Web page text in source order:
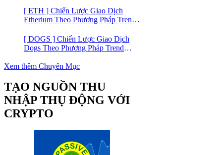
[ ETH ] Chiến Lược Giao Dịch
Etherium Theo Phương Pháp Trend
[ DOGS ] Chiến Lược Giao Dịch
Dogs Theo Phương Pháp Trend
Yết trên Binance
Xem thêm Chuyên Mục
TẠO NGUỒN THU
NHẬP THỤ ĐỘNG VỚI
CRYPTO